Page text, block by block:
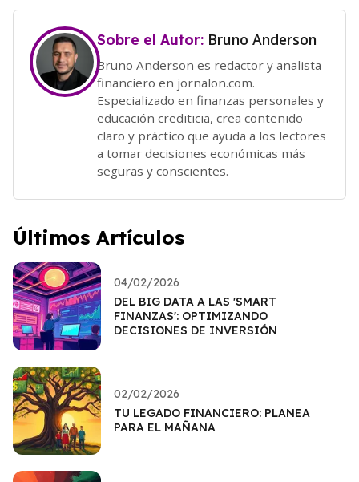
Sobre el Autor: Bruno Anderson
Bruno Anderson es redactor y analista
financiero en jornalon.com.
Especializado en finanzas personales y
educación crediticia, crea contenido
claro y práctico que ayuda a los lectores
a tomar decisiones económicas más
seguras y conscientes.
Últimos Artículos
04/02/2026
DEL BIG DATA A LAS 'SMART
FINANZAS': OPTIMIZANDO
DECISIONES DE INVERSIÓN
02/02/2026
TU LEGADO FINANCIERO: PLANEA
PARA EL MAÑANA